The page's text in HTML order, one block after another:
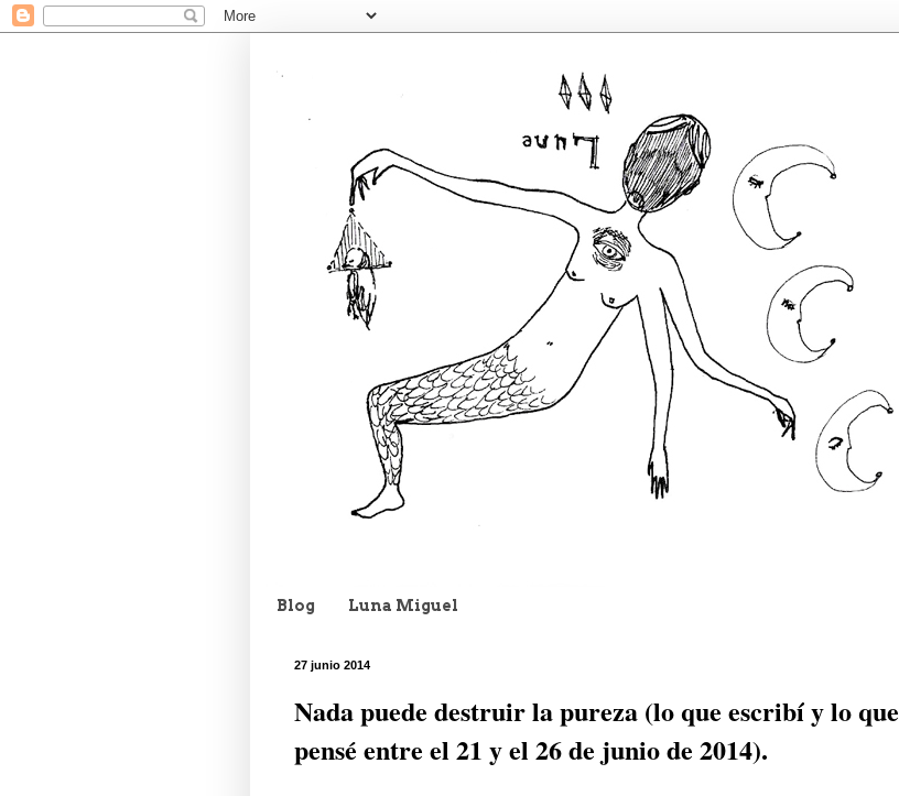
Blog Luna Miguel
27 junio 2014
Nada puede destruir la pureza (lo que escribí y lo que
pensé entre el 21 y el 26 de junio de 2014).